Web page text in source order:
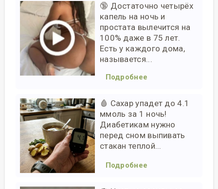
🔞 Достаточно четырёх
капель на ночь и
простата вылечится на
100% даже в 75 лет.
Есть у каждого дома,
называется...
Подробнее
🩸 Сахар упадет до 4.1
ммоль за 1 ночь!
Диабетикам нужно
перед сном выпивать
стакан теплой...
Подробнее